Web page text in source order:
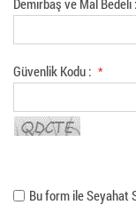
Demirbaş ve Mal Bedeli :
Güvenlik Kodu : *
Bu form ile Seyahat